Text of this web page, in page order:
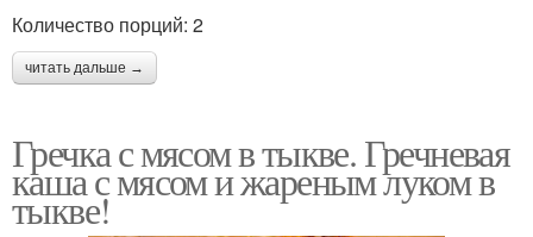
Количество порций: 2
читать дальше →
Гречка с мясом в тыкве. Гречневая
каша с мясом и жареным луком в
тыкве!